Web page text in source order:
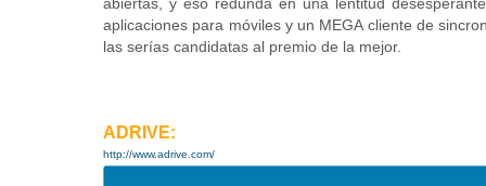
aplicaciones para móviles y un MEGA cliente de
las serías candidatas al premio de la mejor.
ADRIVE:
http://www.adrive.com/